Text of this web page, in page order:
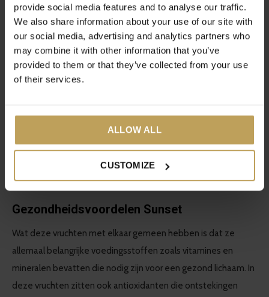
provide social media features and to analyse our traffic.
We also share information about your use of our site with
our social media, advertising and analytics partners who
may combine it with other information that you’ve
provided to them or that they’ve collected from your use
of their services.
ALLOW ALL
CUSTOMIZE
tandvleesaandoeningen veroorzaken. Het kan ook helpen bij
het verminderen van slechte adem. Naast de groene thee
zitten er natuurlijk ook gezonde stukjes fruit in de thee.
Iced tea peach maken
Sunsetijstheeblend waar jij een perzik hibiscus iced tea mee
kan maken. De Sunset is een ijstheeblend die gemaakt is op
basis van verschillende vruchten zoals appel, peer, perzik en
Gezondheidsvoordelen Sunset
Wat deze vruchten met elkaar gemeen hebben is dat ze
allemaal belangrijke voedingsstoffen zoals vitamines en
mineralen bevatten die nodig zijn voor een gezond lichaam. In
deze vruchten zitten ook antioxidanten die ontstekingen